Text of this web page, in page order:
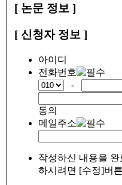
[ 논문 정보 ]
[ 신청자 정보 ]
아이디
전화번호
-
동의
메일주소
작성하신 내용을
하시려면 [수정]버